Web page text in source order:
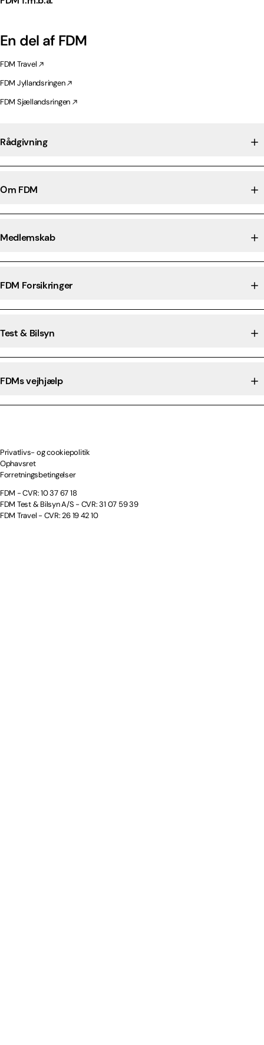
En del af FDM
FDM Travel
FDM Jyllandsringen
FDM Sjællandsringen
Rådgivning
Om FDM
Medlemskab
FDM Forsikringer
Test & Bilsyn
FDMs vejhjælp
Privatlivs- og cookiepolitik
Ophavsret
Forretningsbetingelser
FDM - CVR: 10 37 67 18
FDM Test & Bilsyn A/S - CVR: 31 07 59 39
FDM Travel - CVR: 26 19 42 10